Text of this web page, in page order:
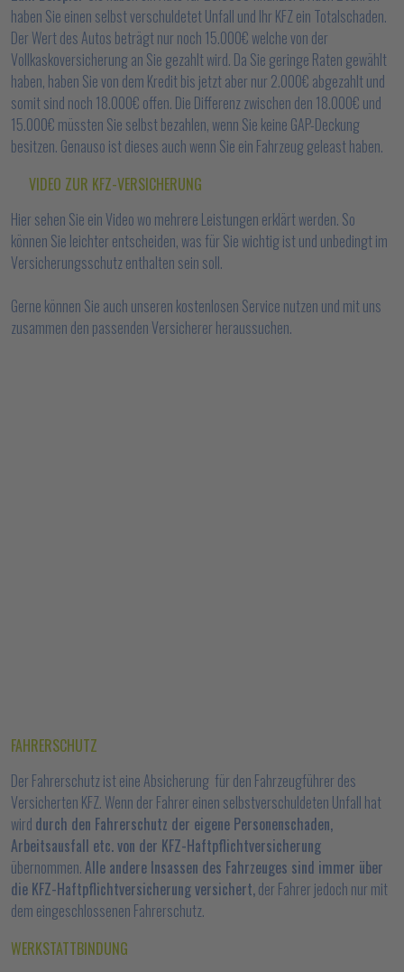
haben Sie einen selbst verschuldetet Unfall und Ihr KFZ ein Totalschaden.
Der Wert des Autos beträgt nur noch 15.000€ welche von der
Vollkaskoversicherung an Sie gezahlt wird. Da Sie geringe Raten gewählt
haben, haben Sie von dem Kredit bis jetzt aber nur 2.000€ abgezahlt und
somit sind noch 18.000€ offen. Die Differenz zwischen den 18.000€ und
15.000€ müssten Sie selbst bezahlen, wenn Sie keine GAP-Deckung
besitzen. Genauso ist dieses auch wenn Sie ein Fahrzeug geleast haben.
VIDEO ZUR KFZ-VERSICHERUNG
Hier sehen Sie ein Video wo mehrere Leistungen erklärt werden. So
können Sie leichter entscheiden, was für Sie wichtig ist und unbedingt im
Versicherungsschutz enthalten sein soll.
Gerne können Sie auch unseren kostenlosen Service nutzen und mit uns
zusammen den passenden Versicherer heraussuchen.
FAHRERSCHUTZ
Der Fahrerschutz ist eine Absicherung für den Fahrzeugführer des
Versicherten KFZ. Wenn der Fahrer einen selbstverschuldeten Unfall hat
wird durch den Fahrerschutz der eigene Personenschaden,
Arbeitsausfall etc. von der KFZ-Haftpflichtversicherung
übernommen.Alle andere Insassen des Fahrzeuges sind immer über
die KFZ-Haftpflichtversicherung versichert,der Fahrer jedoch nur mit
dem eingeschlossenen Fahrerschutz.
WERKSTATTBINDUNG